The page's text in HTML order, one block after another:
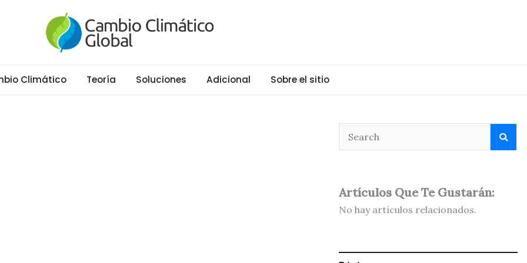
Climático Teoría Soluciones Adicional Sobre el sitio
Artículos Que Te Gustarán:
No hay artículos relacionados.